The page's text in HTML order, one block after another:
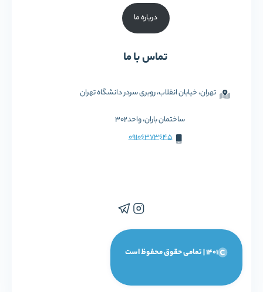
درباره ما
تماس با ما
تهران، خیابان انقلاب، روبری سردر دانشگاه تهران
ساختمان باران، واحد302
09106373645
1401 | تمامی حقوق محفوظ است